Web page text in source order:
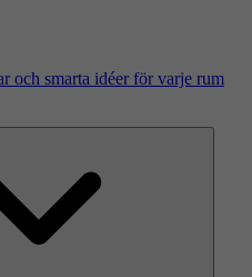
och smarta idéer för varje rum